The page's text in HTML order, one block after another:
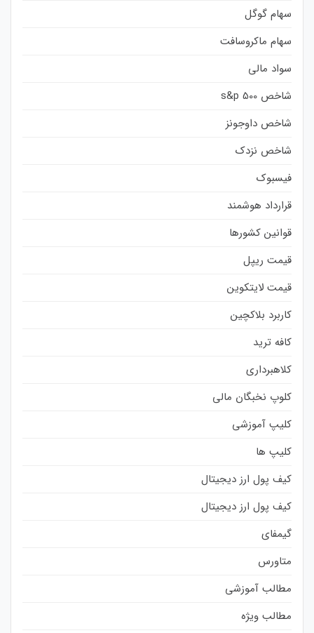
سهام گوگل
سهام ماکروسافت
سواد مالی
شاخص s&p 500
شاخص داوجونز
شاخص نزدک
فیسبوک
قرارداد هوشمند
قوانین کشورها
قیمت ریپل
قیمت لایتکوین
کاربرد بلاکچین
کافه ترید
کلاهبرداری
کلوپ نخبگان مالی
کلیپ آموزشی
کلیپ ها
کیف پول ارز دیجیتال
کیف پول ارز دیجیتال
گیمفای
متاورس
مطالب آموزشی
مطالب ویژه